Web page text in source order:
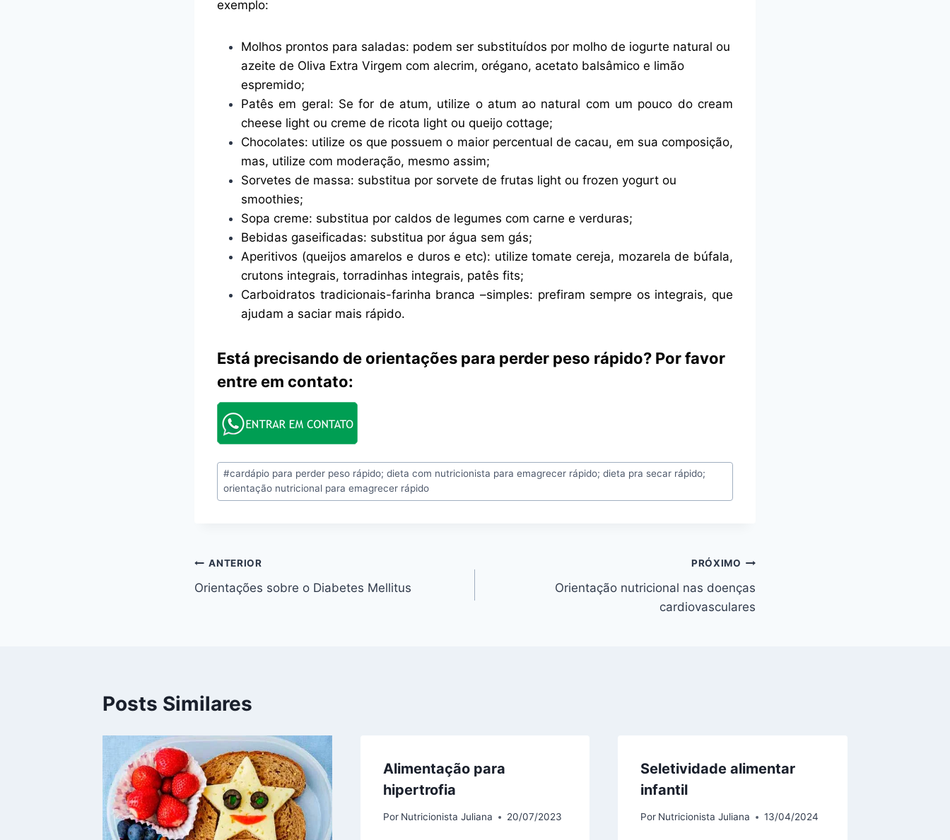
exemplo:
Molhos prontos para saladas: podem ser substituídos por molho de iogurte natural ou
azeite de Oliva Extra Virgem com alecrim, orégano, acetato balsâmico e limão
espremido;
Patês em geral: Se for de atum, utilize o atum ao natural com um pouco do cream
cheese light ou creme de ricota light ou queijo cottage;
Chocolates: utilize os que possuem o maior percentual de cacau, em sua composição,
mas, utilize com moderação, mesmo assim;
Sorvetes de massa: substitua por sorvete de frutas light ou frozen yogurt ou
smoothies;
Sopa creme: substitua por caldos de legumes com carne e verduras;
Bebidas gaseificadas: substitua por água sem gás;
Aperitivos (queijos amarelos e duros e etc): utilize tomate cereja, mozarela de búfala,
crutons integrais, torradinhas integrais, patês fits;
Carboidratos tradicionais-farinha branca –simples: prefiram sempre os integrais, que
ajudam a saciar mais rápido.
Está precisando de orientações para perder peso rápido? Por favor
entre em contato:
Tags
do
Post:
#cardápio para perder peso rápido; dieta com nutricionista para emagrecer rápido; dieta pra secar rápido;
orientação nutricional para emagrecer rápido
Navegação
de
ANTERIOR
Orientações sobre o Diabetes Mellitus
PRÓXIMO
Orientação nutricional nas doenças
cardiovasculares
Posts Similares
Alimentação para
hipertrofia
Por Nutricionista Juliana 20/07/2023
Seletividade alimentar
infantil
Por Nutricionista Juliana 13/04/2024